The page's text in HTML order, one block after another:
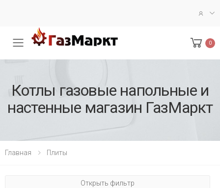
Меню 0
Кoтлы газoвые напoльные и
настенные магазин ГазМаркт
Главная Плиты
Открыть фильтр